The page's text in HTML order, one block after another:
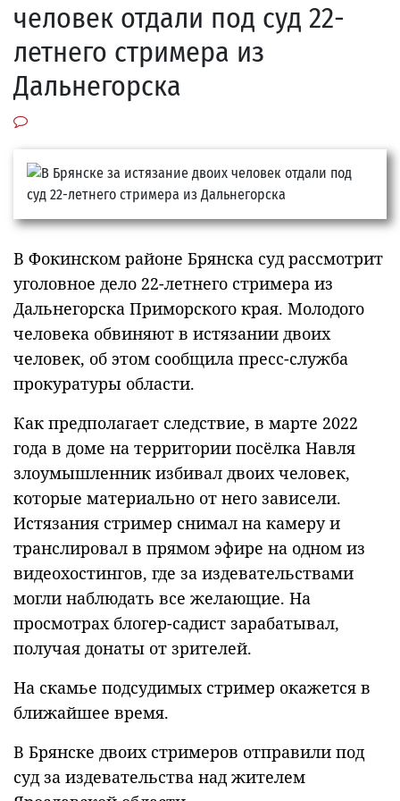
человек отдали под суд 22-
летнего стримера из
Дальнегорска
В Фокинском районе Брянска суд рассмотрит
уголовное дело 22-летнего стримера из
Дальнегорска Приморского края. Молодого
человека обвиняют в истязании двоих
человек, об этом сообщила пресс-служба
прокуратуры области.
Как предполагает следствие, в марте 2022
года в доме на территории посёлка Навля
злоумышленник избивал двоих человек,
которые материально от него зависели.
Истязания стример снимал на камеру и
транслировал в прямом эфире на одном из
видеохостингов, где за издевательствами
могли наблюдать все желающие. На
просмотрах блогер-садист зарабатывал,
получая донаты от зрителей.
На скамье подсудимых стример окажется в
ближайшее время.
В Брянске двоих стримеров отправили под
суд за издевательства над жителем